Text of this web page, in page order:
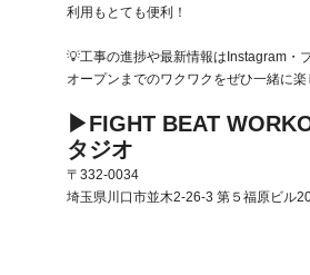
利用もとても便利！
💡工事の進捗や最新情報はInstagram・
オープンまでのワクワクをぜひ一緒に楽
▶︎FIGHT BEAT
タジオ
〒332-0034
埼玉県川口市並木2-26-3 第５福原ビル